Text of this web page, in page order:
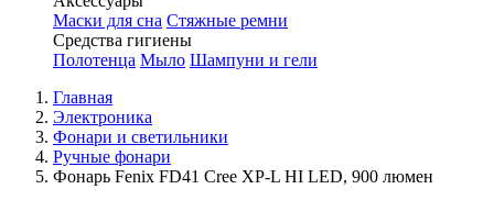
Маски для сна Стяжные ремни
Средства гигиены
Полотенца Мыло Шампуни и гели
Главная
Электроника
Фонари и светильники
Ручные фонари
Фонарь Fenix FD41 Cree XP-L HI LED, 900 люмен